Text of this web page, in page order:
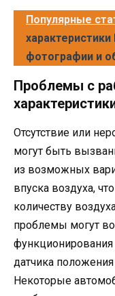
Популярные
характеристики
фотографии и
Проблемы с
Отсутствие или
могут быть
из возможных
впуска воздуха,
количеству
проблемы могут
функционирования
датчика
Некоторые